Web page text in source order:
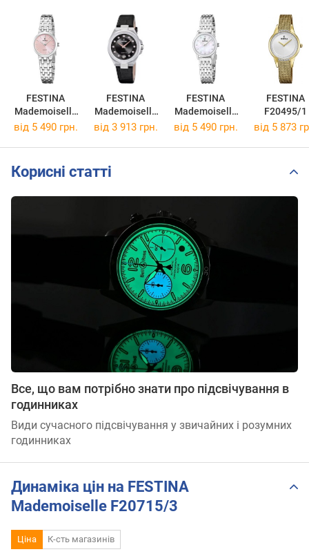
FESTINA
Mademoiselle
F20746/2
FESTINA
Mademoiselle
F20701/5
FESTINA
Mademoiselle
F20749/1
FESTINA
F20495/1
від 5 490 грн. від 3 913 грн. від 5 490 грн. від 5 873
Корисні статті
Все, що вам потрібно знати про підсвічування в
годинниках
Види сучасного підсвічування у звичайних і розумних
годинниках
Динаміка цін на FESTINA
Mademoiselle F20715/3
Ціна К-сть магазинів